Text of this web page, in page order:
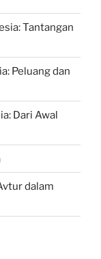
Tantangan
Peluang dan
Dari Awal
dalam